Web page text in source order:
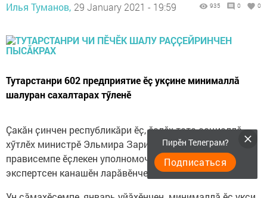
Илья Туманов, 29 January 2021 - 19:59 935 0 0
Тутарстанри 602 предприятие ӗҫ укҫине минималлӑ
шалуран сахалтарах тӳленӗ
Ҫакӑн ҫинчен республикӑри ӗҫ, ӗҫлӗх тата социаллӑ
хӳтлӗх министрӗ Эльмира Зарипова Тутарстанри этем
прависемпе ӗҫлекен уполномоченнӑй ҫумӗнчи
экспертсен канашӗн ларӑвӗнче каланӑ.
Пирӗн Телеграм?
Подписаться